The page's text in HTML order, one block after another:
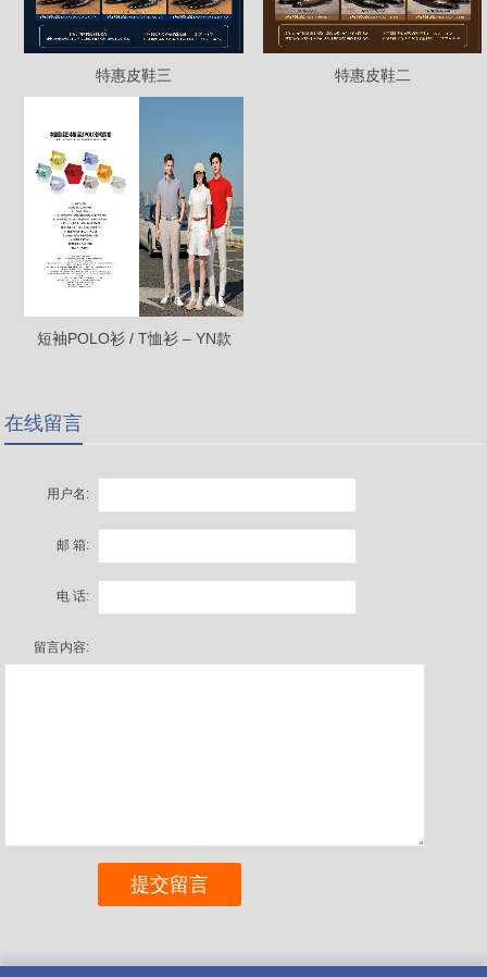
特惠皮鞋三 特惠皮鞋二
短袖POLO衫 / T恤衫 – YN款
在线留言
用户名:
邮 箱:
电 话:
留言内容: